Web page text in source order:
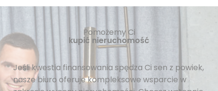
Pomożemy Ci
kupić nieruchomość
Jeśli kwestia finansowania spędza Ci sen z powiek,
nasze biuro oferuje kompleksowe wsparcie w